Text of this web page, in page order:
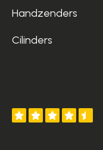
Handzenders
Cilinders